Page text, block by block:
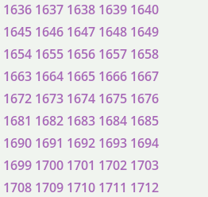
1636 1637 1638 1639 1640
1645 1646 1647 1648 1649
1654 1655 1656 1657 1658
1663 1664 1665 1666 1667
1672 1673 1674 1675 1676
1681 1682 1683 1684 1685
1690 1691 1692 1693 1694
1699 1700 1701 1702 1703
1708 1709 1710 1711 1712